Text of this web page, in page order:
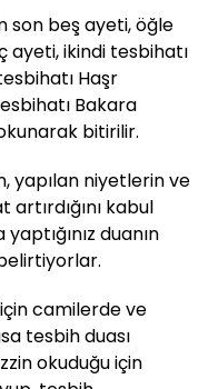
son beş ayeti, öğle
ayeti, ikindi tesbihatı
Haşr
Bakara
bitirilir.
yapılan niyetlerin ve
kabul
duanın
camilerde ve
tesbih duası
okuduğu için